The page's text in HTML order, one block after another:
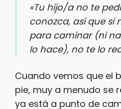
«Tu hijo/a no te
conozca, así que si
para caminar (ni
lo hace), no te lo
Cuando vemos que el
pie, muy a menudo se
ya está a punto de